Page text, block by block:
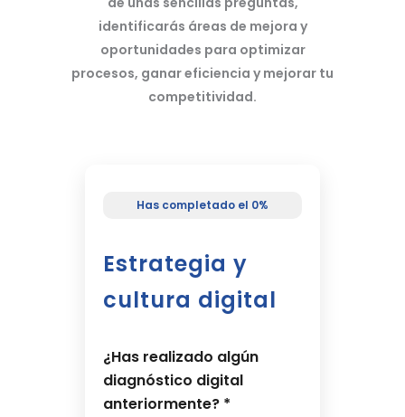
identificarás áreas de mejora y
oportunidades para optimizar
procesos, ganar eficiencia y mejorar tu
competitividad.
Has completado el 0%
Estrategia y
cultura digital
¿Has realizado algún
diagnóstico digital
anteriormente? *